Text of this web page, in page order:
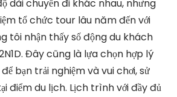
dài chuyến đi khác nhau, nhưng
tổ chức tour lâu năm đến với
tôi nhận thấy số động du khách
Đây cũng là lựa chọn hợp lý
bạn trải nghiệm và vui chơi, sử
điểm du lịch. Lịch trình với đầy đủ